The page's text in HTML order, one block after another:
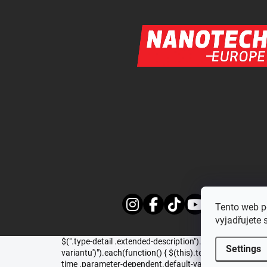
Tento web
vyjadřujete
Settings
$(".type-detail .extended-
variantu')").each(function() {
time .parameter-dependent.default-